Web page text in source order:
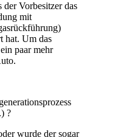
der Vorbesitzer das
mit
hat. Um das
paar mehr
?
wurde der sogar